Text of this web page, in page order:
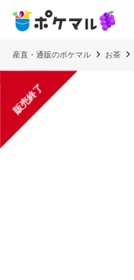
産直・通販のポケマル お茶
販売終了